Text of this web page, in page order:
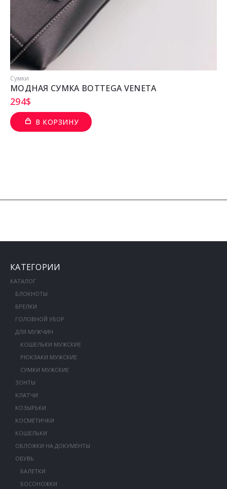
Сумки
МОДНАЯ СУМКА BOTTEGA VENETA
294$
В КОРЗИНУ
КАТЕГОРИИ
КАТАЛОГ
БЛОКНОТЫ
БРЕЛКИ
ГОЛОВНОЙ УБОР
ДЛЯ МУЖЧИН
КОШЕЛЬКИ МУЖСКИЕ
РЮКЗАКИ МУЖСКИЕ
СУМКИ МУЖСКИЕ
ЗОНТЫ
КЛАТЧИ
КОЗЫРЬКИ
КОСМЕТИЧКИ
КОШЕЛЬКИ
ОБЛОЖКИ НА ДОКУМЕНТЫ
ОБУВЬ
БАЛЕТКИ
БОСОНОЖКИ